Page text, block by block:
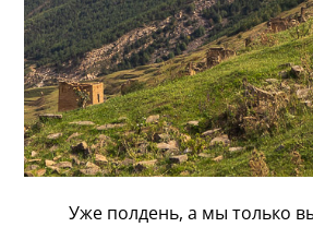
Уже полдень, а мы только